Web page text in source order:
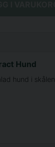
Hund
hund i skålen.